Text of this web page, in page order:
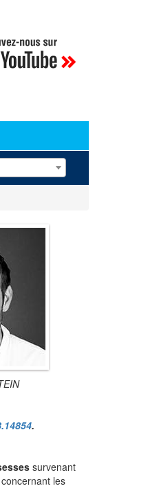
.
survenant
les